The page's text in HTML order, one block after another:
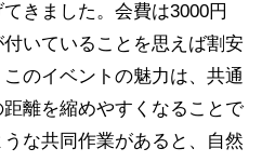
きました。会費は3000円
いていることを思えば割安
のイベントの魅力は、共通
離を縮めやすくなることで
な共同作業があると、自然